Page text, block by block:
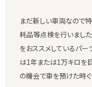
まだ新しい車両なので
耗品等点検を行いまし
をおススメしているパー
は1年または1万キロを
の機会で車を預けた時ぐ